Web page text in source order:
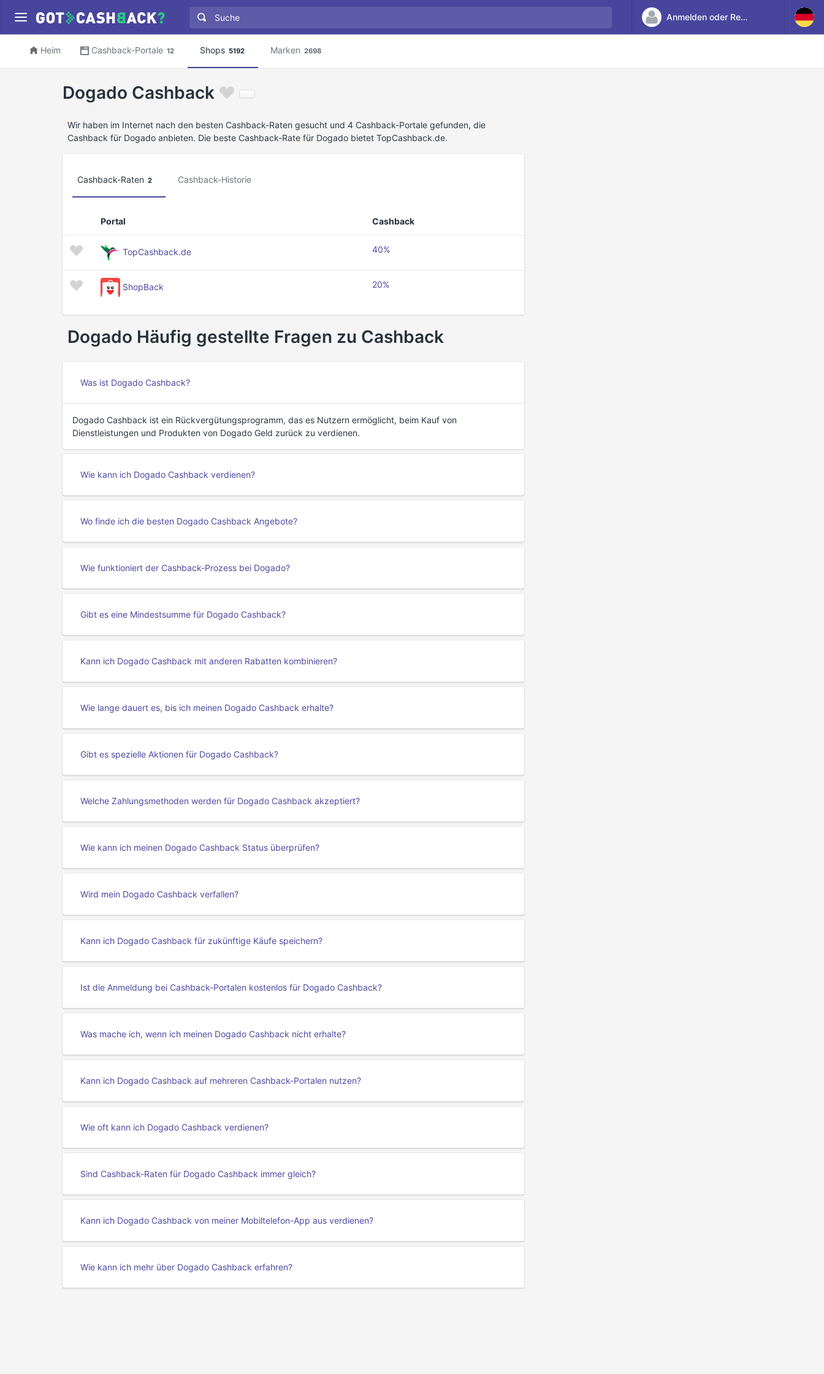
Anmelden oder Registrieren
Heim Cashback-Portale 12 Shops 5192 Marken 2698
Dogado Cashback
Wir haben im Internet nach den besten Cashback-Raten gesucht und 4 Cashback-Portale gefunden, die
Cashback für Dogado anbieten. Die beste Cashback-Rate für Dogado bietet TopCashback.de.
Cashback-Raten 2 Cashback-Historie
Portal Cashback
TopCashback.de 40%
ShopBack 20%
Dogado Häufig gestellte Fragen zu Cashback
Was ist Dogado Cashback?
Dogado Cashback ist ein Rückvergütungsprogramm, das es Nutzern ermöglicht, beim Kauf von
Dienstleistungen und Produkten von Dogado Geld zurück zu verdienen.
Wie kann ich Dogado Cashback verdienen?
Wo finde ich die besten Dogado Cashback Angebote?
Wie funktioniert der Cashback-Prozess bei Dogado?
Gibt es eine Mindestsumme für Dogado Cashback?
Kann ich Dogado Cashback mit anderen Rabatten kombinieren?
Wie lange dauert es, bis ich meinen Dogado Cashback erhalte?
Gibt es spezielle Aktionen für Dogado Cashback?
Welche Zahlungsmethoden werden für Dogado Cashback akzeptiert?
Wie kann ich meinen Dogado Cashback Status überprüfen?
Wird mein Dogado Cashback verfallen?
Kann ich Dogado Cashback für zukünftige Käufe speichern?
Ist die Anmeldung bei Cashback-Portalen kostenlos für Dogado Cashback?
Was mache ich, wenn ich meinen Dogado Cashback nicht erhalte?
Kann ich Dogado Cashback auf mehreren Cashback-Portalen nutzen?
Wie oft kann ich Dogado Cashback verdienen?
Sind Cashback-Raten für Dogado Cashback immer gleich?
Kann ich Dogado Cashback von meiner Mobiltelefon-App aus verdienen?
Wie kann ich mehr über Dogado Cashback erfahren?